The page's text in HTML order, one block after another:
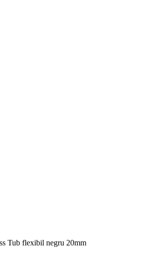
Tub flexibil negru 20mm